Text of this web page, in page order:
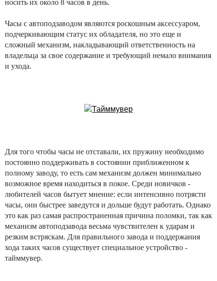
носить их около 8 часов в день.
Часы с автоподзаводом являются роскошным аксессуаром,
подчеркивающим статус их обладателя, но это еще и
сложный механизм, накладывающий ответственность на
владельца за свое содержание и требующий немало внимания
и ухода.
Для того чтобы часы не отставали, их пружину необходимо
постоянно поддерживать в состоянии приближенном к
полному заводу, то есть сам механизм должен минимально
возможное время находиться в покое. Среди новичков -
любителей часов бытует мнение: если интенсивно потрясти
часы, они быстрее заведутся и дольше будут работать. Однако
это как раз самая распространенная причина поломки, так как
механизм автоподзавода весьма чувствителен к ударам и
резким встряскам. Для правильного завода и поддержания
хода таких часов существует специальное устройство -
тайммувер.